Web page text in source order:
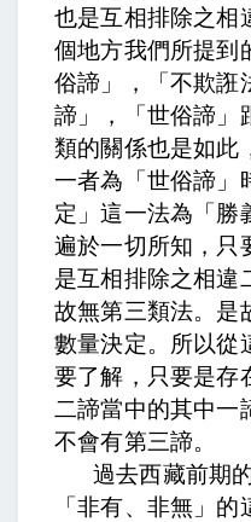
也是互相排除之相
個地方我們所提到
俗諦」，「不欺誑
諦」，「世俗諦」
類的關係也是如此
一者為「世俗諦」
定」這一法為「勝
遍於一切所知， 只
是互相排除之相違
故無第三類法。是
數量決定。 所以從
要了解，只要是存
二諦當中的其中一
不會有第三諦。
過去西藏前期
「非有、非無」